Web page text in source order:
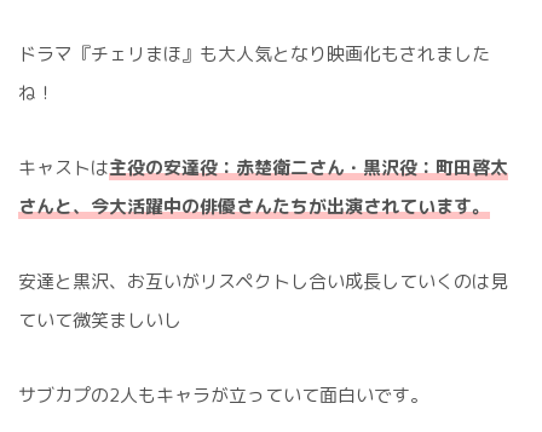
ドラマ『チェリまほ』も大人気となり映画化もされました
ね！
キャストは主役の安達役：赤楚衛二さん・黒沢役：町田啓太
さんと、今大活躍中の俳優さんたちが出演されています。
安達と黒沢、お互いがリスペクトし合い成長していくのは見
ていて微笑ましいし
サブカプの2人もキャラが立っていて面白いです。